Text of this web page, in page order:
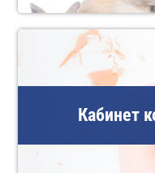
Кабинет